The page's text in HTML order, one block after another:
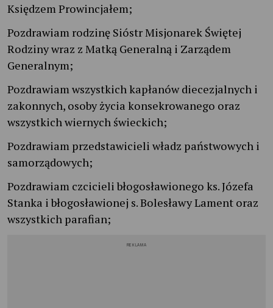
Księdzem Prowincjałem;
Pozdrawiam rodzinę Sióstr Misjonarek Świętej
Rodziny wraz z Matką Generalną i Zarządem
Generalnym;
Pozdrawiam wszystkich kapłanów diecezjalnych i
zakonnych, osoby życia konsekrowanego oraz
wszystkich wiernych świeckich;
Pozdrawiam przedstawicieli władz państwowych i
samorządowych;
Pozdrawiam czcicieli błogosławionego ks. Józefa
Stanka i błogosławionej s. Bolesławy Lament oraz
wszystkich parafian;
REKLAMA